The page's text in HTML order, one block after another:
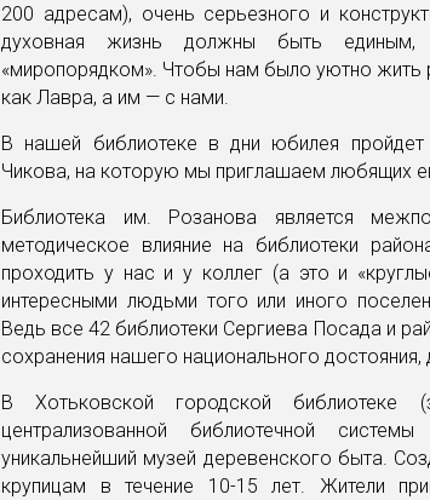
200 адресам), очень серьезного и
духовная жизнь должны быть единым,
«миропорядком». Чтобы нам было уютно жить
как Лавра, а им — с нами.
В нашей библиотеке в дни юбилея пройдет
Чикова, на которую мы приглашаем любящих
Библиотека им. Розанова является
методическое влияние на библиотеки
проходить у нас и у коллег (а это и
интересными людьми того или иного
Ведь все 42 библиотеки Сергиева Посада и
сохранения нашего национального
В Хотьковской городской библиотеке
централизованной библиотечной
уникальнейший музей деревенского быта.
крупицам в течение 10-15 лет. Жители